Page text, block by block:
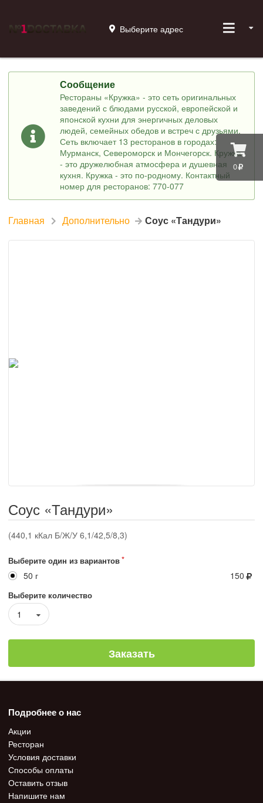
0
Выберите адрес
Сообщение
Рестораны «Кружка» - это сеть оригинальных
заведений с блюдами русской, европейской и
японской кухни для энергичных деловых
людей, семейных обедов и встреч с друзьями.
Сеть включает 13 ресторанов в городах:
Мурманск, Североморск и Мончегорск. Кружка
- это дружелюбная атмосфера и душевная
кухня. Кружка - это по-родному. Контактный
номер для ресторанов: 770-077
Главная Дополнительно Соус «Тандури»
Соус «Тандури»
(440,1 кКал Б/Ж/У 6,1/42,5/8,3)
Выберите один из вариантов
50 г 150
Выберите количество
1
Заказать
Подробнее о нас
Акции
Ресторан
Условия доставки
Способы оплаты
Оставить отзыв
Напишите нам